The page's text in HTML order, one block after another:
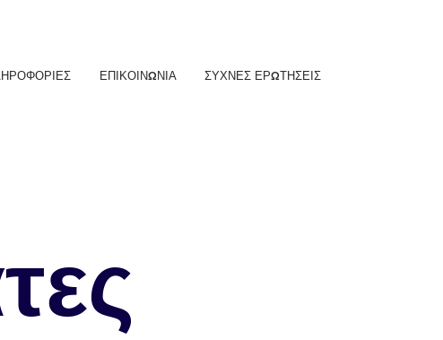
ΕΠΙΚΟΙΝΩΝΙΑ ΣΥΧΝΕΣ ΕΡΩΤΗΣΕΙΣ